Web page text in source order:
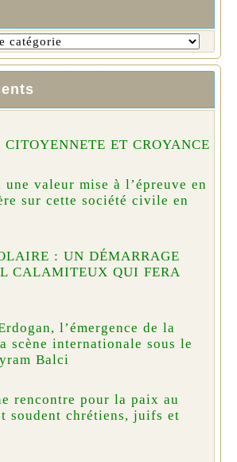
ET CROYANCE
valeur mise à l’épreuve en
sur cette société civile en
: UN DÉMARRAGE
CALAMITEUX QUI FERA
l’émergence de la
scène internationale sous le
Balci
rencontre pour la paix au
soudent chrétiens, juifs et